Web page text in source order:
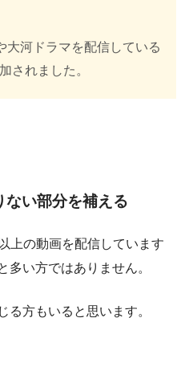
大河ドラマを配信している
されました。
ない部分を補える
上の動画を配信しています
多い方ではありません。
る方もいると思います。